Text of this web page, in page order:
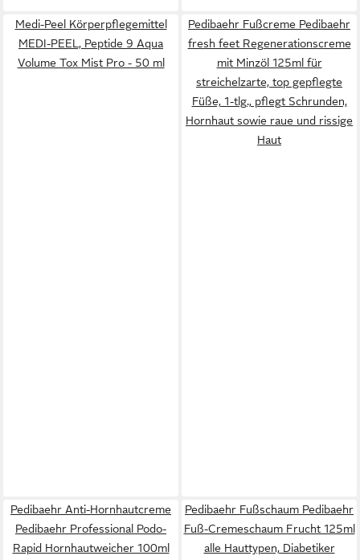
Medi-Peel Körperpflegemittel
MEDI-PEEL, Peptide 9 Aqua
Volume Tox Mist Pro - 50 ml
Pedibaehr Fußcreme Pedibaehr
fresh feet Regenerationscreme
mit Minzöl 125ml für
streichelzarte, top gepflegte
Füße, 1-tlg., pflegt Schrunden,
Hornhaut sowie raue und rissige
Haut
Pedibaehr Anti-Hornhautcreme
Pedibaehr Professional Podo-
Rapid Hornhautweicher 100ml
Pedibaehr Fußschaum Pedibaehr
Fuß-Cremeschaum Frucht 125ml
alle Hauttypen, Diabetiker